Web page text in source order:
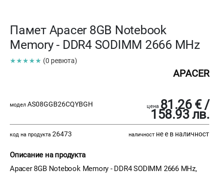
Памет Apacer 8GB Notebook
Memory - DDR4 SODIMM 2666 MHz
★★★★★ (0 ревюта)
APACER
модел AS08GGB26CQYBGH цена 81.26 € /
158.93 лв.
код на продукта 26473 наличност не е в наличност
Описание на продукта
Apacer 8GB Notebook Memory - DDR4 SODIMM 2666 MHz,